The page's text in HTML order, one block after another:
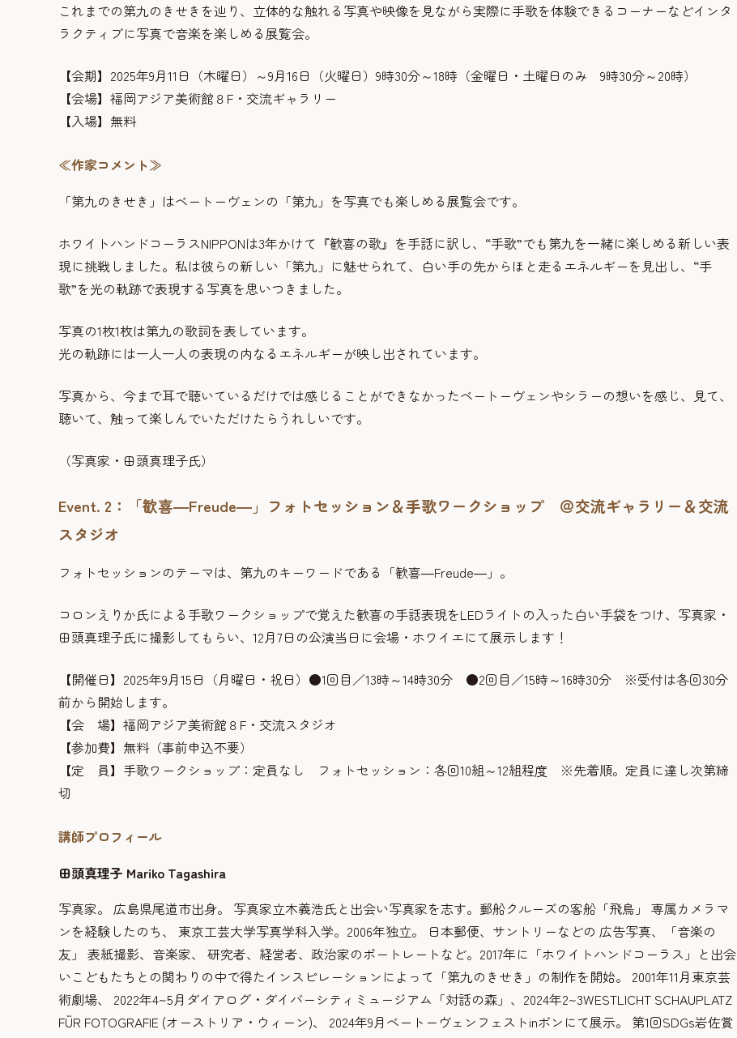
これまでの第九のきせきを辿り、立体的な触れる写真や映像を見ながら実際に手歌を体験できるコーナーなどインタ
ラクティブに写真で音楽を楽しめる展覧会。
【会期】2025年9月11日（木曜日）～9月16日（火曜日）9時30分～18時（金曜日・土曜日のみ 9時30分～20時）
【会場】福岡アジア美術館８F・交流ギャラリー
【入場】無料
≪作家コメント≫
「第九のきせき」はベートーヴェンの「第九」を写真でも楽しめる展覧会です。
ホワイトハンドコーラスNIPPONは3年かけて『歓喜の歌』を手話に訳し、“手歌”でも第九を一緒に楽しめる新しい表
現に挑戦しました。私は彼らの新しい「第九」に魅せられて、白い手の先からほと走るエネルギーを見出し、“手
歌”を光の軌跡で表現する写真を思いつきました。
写真の1枚1枚は第九の歌詞を表しています。
光の軌跡には一人一人の表現の内なるエネルギーが映し出されています。
写真から、今まで耳で聴いているだけでは感じることができなかったベートーヴェンやシラーの想いを感じ、見て、
聴いて、触って楽しんでいただけたらうれしいです。
（写真家・田頭真理子氏）
Event. 2：「歓喜―Freude―」フォトセッション＆手歌ワークショップ ＠交流ギャラリー＆交流
スタジオ
フォトセッションのテーマは、第九のキーワードである「歓喜―Freude―」。
コロンえりか氏による手歌ワークショップで覚えた歓喜の手話表現をLEDライトの入った白い手袋をつけ、写真家・
田頭真理子氏に撮影してもらい、12月7日の公演当日に会場・ホワイエにて展示します！
【開催日】2025年9月15日（月曜日・祝日）●1回目／13時～14時30分 ●2回目／15時～16時30分 ※受付は各回30分
前から開始します。
【会 場】福岡アジア美術館８F・交流スタジオ
【参加費】無料（事前申込不要）
【定 員】手歌ワークショップ：定員なし フォトセッション：各回10組～12組程度 ※先着順。定員に達し次第締
切
講師プロフィール
田頭真理子 Mariko Tagashira
写真家。 広島県尾道市出身。 写真家立木義浩氏と出会い写真家を志す。郵船クルーズの客船「飛鳥」 専属カメラマ
ンを経験したのち、 東京工芸大学写真学科入学。2006年独立。 日本郵便、サントリーなどの 広告写真、「音楽の
友」 表紙撮影、音楽家、 研究者、経営者、政治家のポートレートなど。2017年に「ホワイトハンドコーラス」と出会
いこどもたちとの関わりの中で得たインスピレーションによって「第九のきせき」の制作を開始。 2001年11月東京芸
術劇場、 2022年4~5月ダイアログ・ダイバーシティミュージアム「対話の森」、2024年2~3WESTLICHT SCHAUPLATZ
FÜR FOTOGRAFIE (オーストリア・ウィーン)、 2024年9月ベートーヴェンフェストinボンにて展示。 第1回SDGs岩佐賞